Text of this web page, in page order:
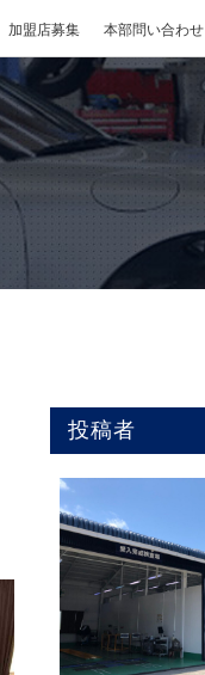
加盟店募集 本部問い合わせ
投稿者